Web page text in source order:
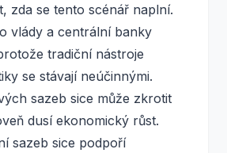
zda se tento scénář naplní.
vlády a centrální banky
tradiční nástroje
se stávají neúčinnými.
sazeb sice může zkrotit
dusí ekonomický růst.
sazeb sice podpoří